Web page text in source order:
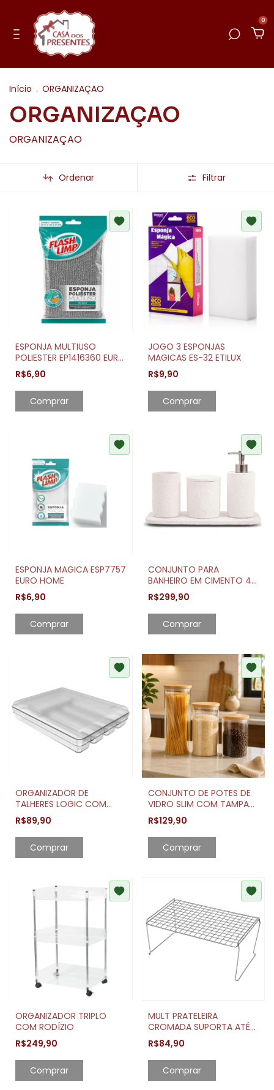
0
Início . ORGANIZAÇAO
ORGANIZAÇAO
ORGANIZAÇAO
Ordenar Filtrar
ESPONJA MULTIUSO
POLIESTER EP1416360 EURO
HOME
R$6,90
Comprar
JOGO 3 ESPONJAS
MAGICAS ES-32 ETILUX
R$9,90
ESPONJA MAGICA ESP7757
EURO HOME
R$6,90
CONJUNTO PARA
BANHEIRO EM CIMENTO 4
PEÇAS DECORATIVO
R$299,90
ORGANIZADOR DE
TALHERES LOGIC COM
TAMPA NATURAL
R$89,90
CONJUNTO DE POTES DE
VIDRO SLIM COM TAMPA
BAMBU 3 PEÇAS
R$129,90
Comprar
ORGANIZADOR TRIPLO
COM RODÍZIO
R$249,90
MULT PRATELEIRA
CROMADA SUPORTA ATÉ
10KG
R$84,90
Comprar